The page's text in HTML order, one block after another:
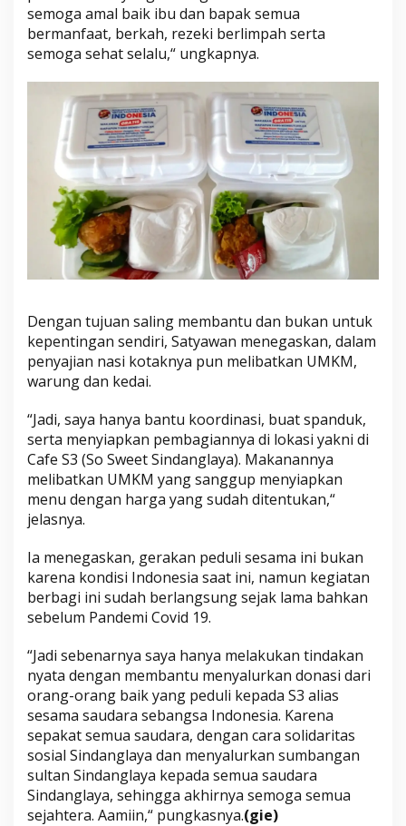
semoga amal baik ibu dan bapak semua
bermanfaat, berkah, rezeki berlimpah serta
semoga sehat selalu,“ ungkapnya.
Dengan tujuan saling membantu dan bukan untuk
kepentingan sendiri, Satyawan menegaskan, dalam
penyajian nasi kotaknya pun melibatkan UMKM,
warung dan kedai.
“Jadi, saya hanya bantu koordinasi, buat spanduk,
serta menyiapkan pembagiannya di lokasi yakni di
Cafe S3 (So Sweet Sindanglaya). Makanannya
melibatkan UMKM yang sanggup menyiapkan
menu dengan harga yang sudah ditentukan,“
jelasnya.
Ia menegaskan, gerakan peduli sesama ini bukan
karena kondisi Indonesia saat ini, namun kegiatan
berbagi ini sudah berlangsung sejak lama bahkan
sebelum Pandemi Covid 19.
“Jadi sebenarnya saya hanya melakukan tindakan
nyata dengan membantu menyalurkan donasi dari
orang-orang baik yang peduli kepada S3 alias
sesama saudara sebangsa Indonesia. Karena
sepakat semua saudara, dengan cara solidaritas
sosial Sindanglaya dan menyalurkan sumbangan
sultan Sindanglaya kepada semua saudara
Sindanglaya, sehingga akhirnya semoga semua
sejahtera. Aamiin,“ pungkasnya.(gie)